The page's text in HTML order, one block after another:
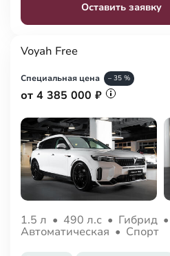
Оставить заявку
Voyah Free
Специальная цена – 35 %
от 4 385 000 ₽
1.5 л • 490 л.с • Гибрид •
Автоматическая • Спорт